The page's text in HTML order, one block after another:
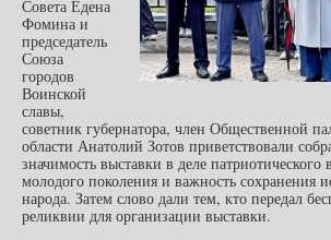
Совета Едена
Фомина и
председатель
Союза
городов
Воинской
славы,
советник губернатора, член Общественной
области Анатолий Зотов приветствовали
значимость выставки в деле патриотического
молодого поколения и важность сохранения
народа. Затем слово дали тем, кто передал
реликвии для организации выставки.